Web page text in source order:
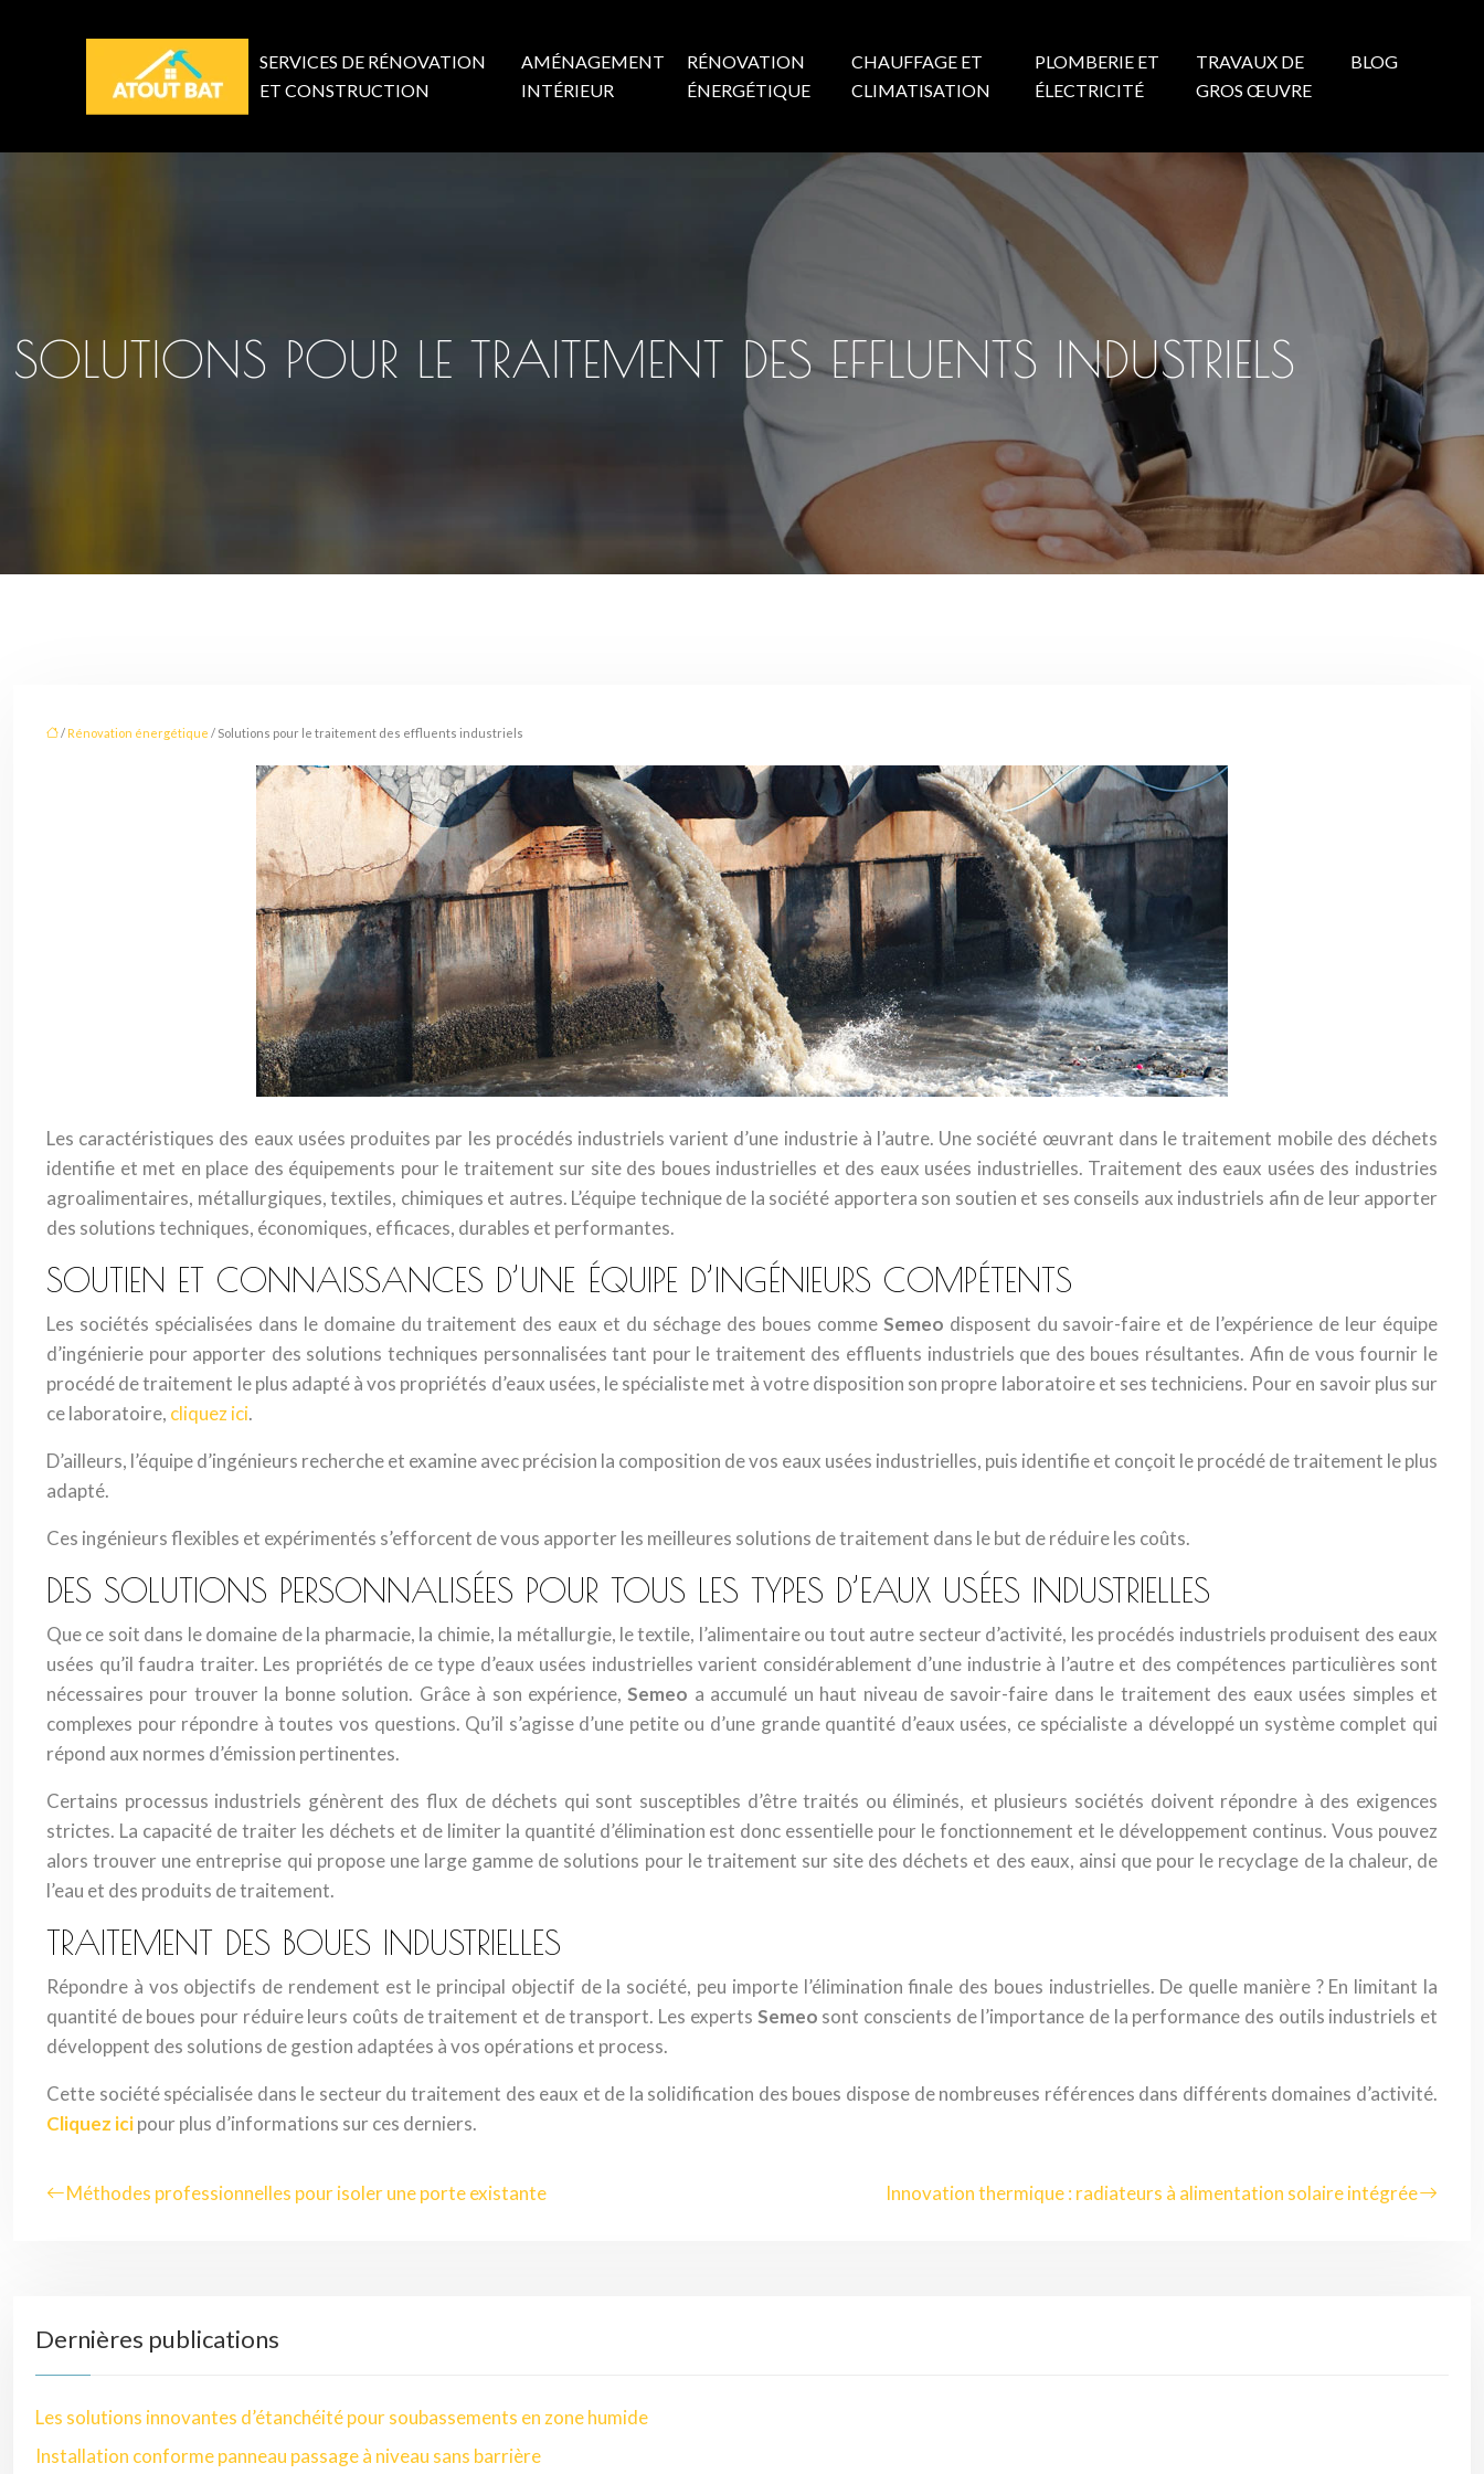
SERVICES DE RÉNOVATION
ET CONSTRUCTION
AMÉNAGEMENT
INTÉRIEUR
RÉNOVATION
ÉNERGÉTIQUE
CHAUFFAGE ET
CLIMATISATION
PLOMBERIE ET
ÉLECTRICITÉ
TRAVAUX DE
GROS ŒUVRE
BLOG
SOLUTIONS POUR LE TRAITEMENT DES EFFLUENTS INDUSTRIELS
/ Rénovation énergétique / Solutions pour le traitement des effluents industriels
Les caractéristiques des eaux usées produites par les procédés industriels varient d’une industrie à l’autre. Une société œuvrant dans le traitement mobile des déchets
identifie et met en place des équipements pour le traitement sur site des boues industrielles et des eaux usées industrielles. Traitement des eaux usées des industries
agroalimentaires, métallurgiques, textiles, chimiques et autres. L’équipe technique de la société apportera son soutien et ses conseils aux industriels afin de leur apporter
des solutions techniques, économiques, efficaces, durables et performantes.
SOUTIEN ET CONNAISSANCES D’UNE ÉQUIPE D’INGÉNIEURS COMPÉTENTS
Les sociétés spécialisées dans le domaine du traitement des eaux et du séchage des boues comme Semeo disposent du savoir-faire et de l’expérience de leur équipe
d’ingénierie pour apporter des solutions techniques personnalisées tant pour le traitement des effluents industriels que des boues résultantes. Afin de vous fournir le
procédé de traitement le plus adapté à vos propriétés d’eaux usées, le spécialiste met à votre disposition son propre laboratoire et ses techniciens. Pour en savoir plus sur
ce laboratoire, cliquez ici.
D’ailleurs, l’équipe d’ingénieurs recherche et examine avec précision la composition de vos eaux usées industrielles, puis identifie et conçoit le procédé de traitement le plus
adapté.
Ces ingénieurs flexibles et expérimentés s’efforcent de vous apporter les meilleures solutions de traitement dans le but de réduire les coûts.
DES SOLUTIONS PERSONNALISÉES POUR TOUS LES TYPES D’EAUX USÉES INDUSTRIELLES
Que ce soit dans le domaine de la pharmacie, la chimie, la métallurgie, le textile, l’alimentaire ou tout autre secteur d’activité, les procédés industriels produisent des eaux
usées qu’il faudra traiter. Les propriétés de ce type d’eaux usées industrielles varient considérablement d’une industrie à l’autre et des compétences particulières sont
nécessaires pour trouver la bonne solution. Grâce à son expérience,Semeo a accumulé un haut niveau de savoir-faire dans le traitement des eaux usées simples et
complexes pour répondre à toutes vos questions. Qu’il s’agisse d’une petite ou d’une grande quantité d’eaux usées, ce spécialiste a développé un système complet qui
répond aux normes d’émission pertinentes.
Certains processus industriels génèrent des flux de déchets qui sont susceptibles d’être traités ou éliminés, et plusieurs sociétés doivent répondre à des exigences
strictes. La capacité de traiter les déchets et de limiter la quantité d’élimination est donc essentielle pour le fonctionnement et le développement continus. Vous pouvez
alors trouver une entreprise qui propose une large gamme de solutions pour le traitement sur site des déchets et des eaux, ainsi que pour le recyclage de la chaleur, de
l’eau et des produits de traitement.
TRAITEMENT DES BOUES INDUSTRIELLES
Répondre à vos objectifs de rendement est le principal objectif de la société, peu importe l’élimination finale des boues industrielles. De quelle manière ? En limitant la
quantité de boues pour réduire leurs coûts de traitement et de transport. Les experts Semeo sont conscients de l’importance de la performance des outils industriels et
développent des solutions de gestion adaptées à vos opérations et process.
Cette société spécialisée dans le secteur du traitement des eaux et de la solidification des boues dispose de nombreuses références dans différents domaines d’activité.
Cliquez icipour plus d’informations sur ces derniers.
Méthodes professionnelles pour isoler une porte existante Innovation thermique : radiateurs à alimentation solaire intégrée
Dernières publications
Les solutions innovantes d’étanchéité pour soubassements en zone humide
Installation conforme panneau passage à niveau sans barrière